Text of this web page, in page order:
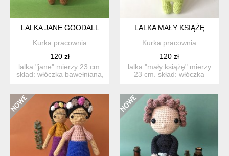
LALKA JANE GOODALL
Kurka pracownia
120 zł
lalka "jane" mierzy 23 cm.
skład: włóczka bawełniana,
LALKA MAŁY KSIĄŻĘ
Kurka pracownia
120 zł
lalka "mały książę" mierzy
23 cm. skład: włóczka